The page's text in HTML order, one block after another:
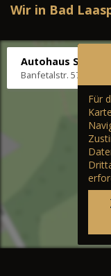
Wir in Bad
Autohaus Stenger
Banfetalstr. 57,
Für